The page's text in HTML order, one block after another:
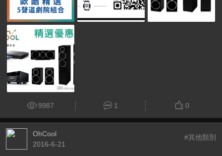
9987 1 0
OhCool
2016-6-21
#其他類別